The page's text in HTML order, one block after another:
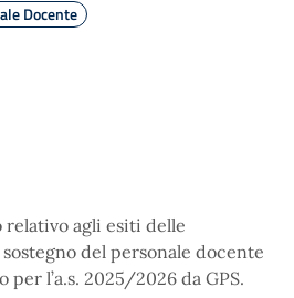
Docente
agli esiti delle
del personale docente
l’a.s. 2025/2026 da GPS.